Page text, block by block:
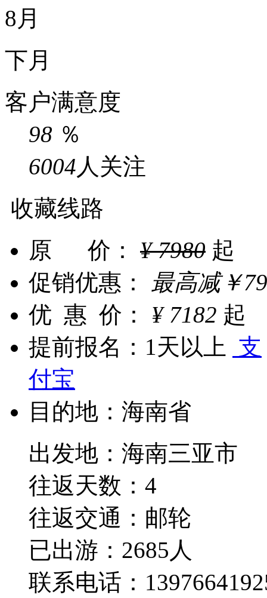
8月
下月
客户满意度
98 ％
6004 人关注
收藏线路
原 价：
¥7980 起
促销优惠：
最高减￥
优 惠 价：
¥ 7182 起
提前报名： 1天以上
支
付宝
目的地： 海南省
出发地：海南三亚市
往返天数：4
往返交通： 邮轮
已出游：2685人
联系电话：